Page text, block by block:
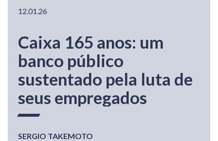
12.01.26
Caixa 165 anos: um
banco público
sustentado pela luta de
seus empregados
SERGIO TAKEMOTO